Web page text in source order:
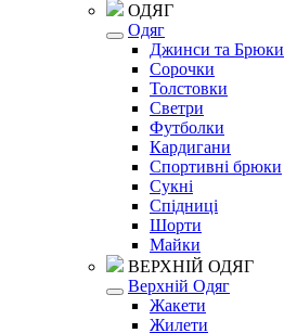
ОДЯГ
Одяг
Джинси та Брюки
Сорочки
Толстовки
Светри
Футболки
Кардигани
Спортивні брюки
Сукні
Спідниці
Шорти
Майки
ВЕРХНІЙ ОДЯГ
Верхній Одяг
Жакети
Жилети